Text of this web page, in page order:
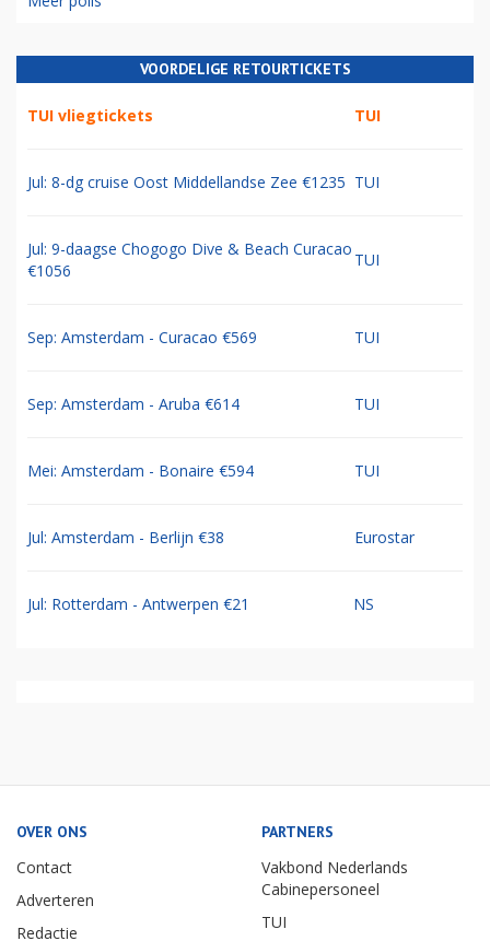
VOORDELIGE RETOURTICKETS
TUI vliegtickets TUI
Jul: 8-dg cruise Oost Middellandse Zee €1235 TUI
Jul: 9-daagse Chogogo Dive & Beach Curacao
€1056
TUI
Sep: Amsterdam - Curacao €569 TUI
Sep: Amsterdam - Aruba €614 TUI
Mei: Amsterdam - Bonaire €594 TUI
Jul: Amsterdam - Berlijn €38 Eurostar
Jul: Rotterdam - Antwerpen €21 NS
OVER ONS
Contact
Adverteren
Redactie
PARTNERS
Vakbond Nederlands
Cabinepersoneel
TUI